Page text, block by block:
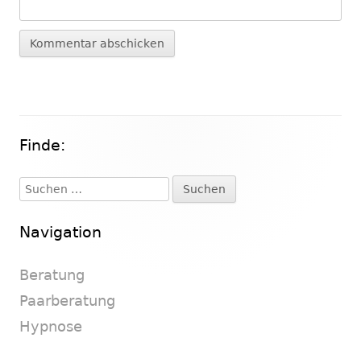
Haupt-
Seitenleiste
Finde:
Suchen
nach:
Navigation
Beratung
Paarberatung
Hypnose